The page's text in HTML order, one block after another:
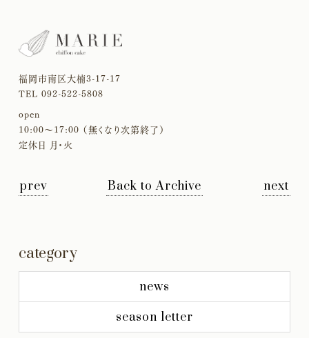
福岡市南区大楠3-17-17
TEL 092-522-5808
open
10:00〜17:00 （無くなり次第終了）
定休日 月・火
prev next
Back to Archive
category
news
season letter